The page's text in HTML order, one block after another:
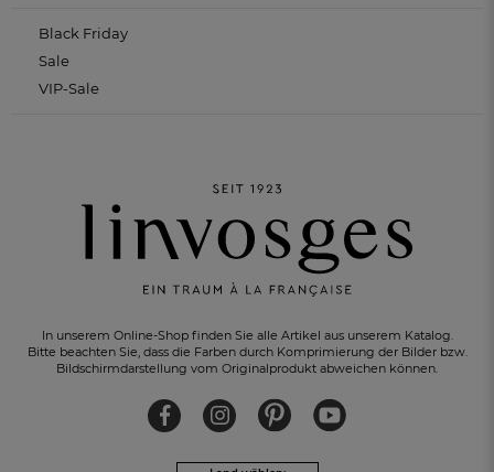
KOSTENLOSER RÜCKVERSANDinnerhalb von 30 Tagen
In unserem Online-Shop finden Sie alle Artikel aus unserem Katalog.
Bitte beachten Sie, dass die Farben durch Komprimierung der Bilder bzw.
Bildschirmdarstellung vom Originalprodukt abweichen können.
Black Friday
Sale
VIP-Sale